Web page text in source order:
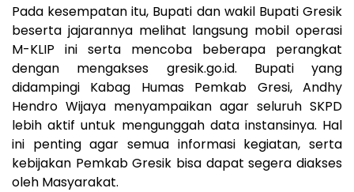
Pada kesempatan itu, Bupati dan wakil Bupati Gresik
beserta jajarannya melihat langsung mobil operasi
M-KLIP ini serta mencoba beberapa perangkat
dengan mengakses gresik.go.id. Bupati yang
didampingi Kabag Humas Pemkab Gresi, Andhy
Hendro Wijaya menyampaikan agar seluruh SKPD
lebih aktif untuk mengunggah data instansinya. Hal
ini penting agar semua informasi kegiatan, serta
kebijakan Pemkab Gresik bisa dapat segera diakses
oleh Masyarakat.